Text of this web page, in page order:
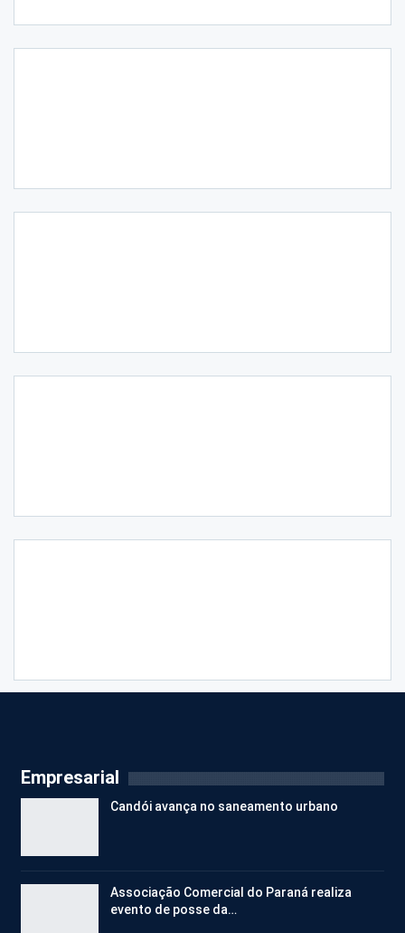
Empresarial
Candói avança no saneamento urbano
Associação Comercial do Paraná realiza
evento de posse da…